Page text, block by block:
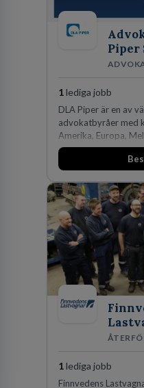
Piper
1lediga jobb
DLA Piper är en av
advokatbyråer med
Amerika, Europa,
och Oceanien. Vi är
affärsjuridikens alla
fler än 450 jurister
Köpenhamn, Århus,
på DLA Piper
effektiv och
expertis. På vårt
vi idag drygt 240
1lediga jobb
Finnvedens